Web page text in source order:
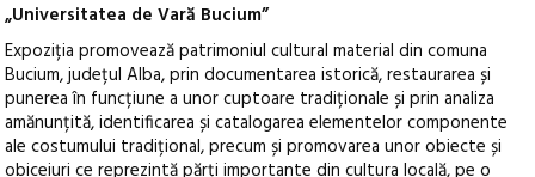
„Universitatea de Vară Bucium”
Expoziția promovează patrimoniul cultural material din comuna
Bucium, județul Alba, prin documentarea istorică, restaurarea și
punerea în funcțiune a unor cuptoare tradiționale și prin analiza
amănunțită, identificarea și catalogarea elementelor componente
ale costumului tradițional, precum și promovarea unor obiecte și
obiceiuri ce reprezintă părți importante din cultura locală, pe o